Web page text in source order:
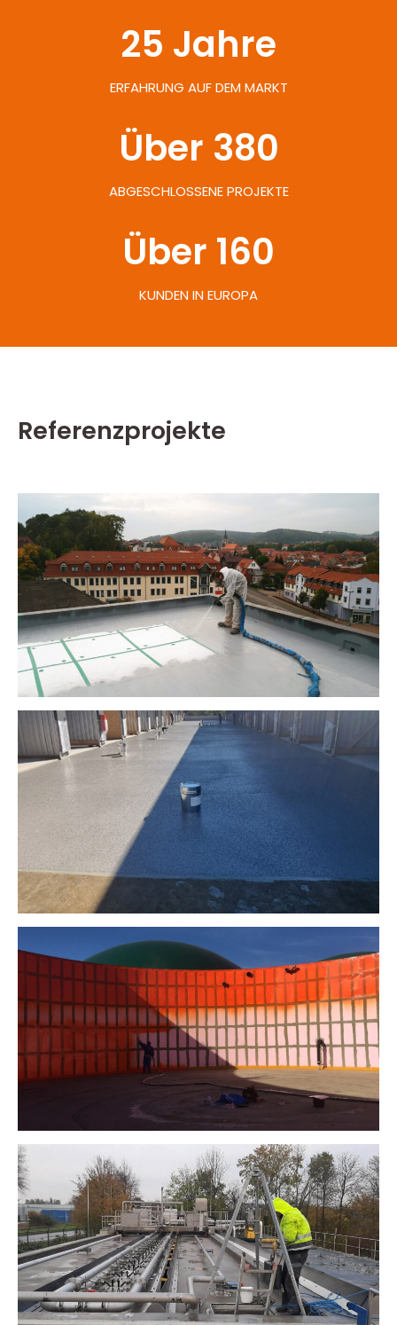
ERFAHRUNG AUF DEM MARKT
25 Jahre
ABGESCHLOSSENE PROJEKTE
Über 380
KUNDEN IN EUROPA
Über 160
Referenzprojekte